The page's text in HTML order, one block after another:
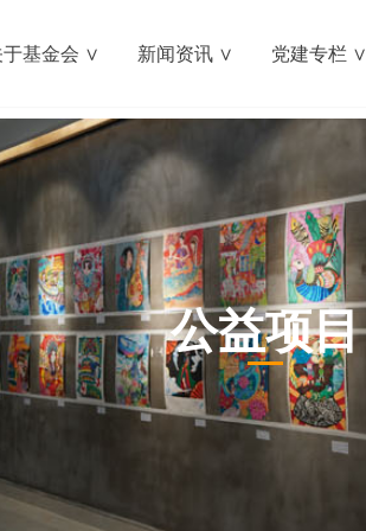
基金会 ∨ 新闻资讯 ∨ 党建专栏 ∨
公益项目